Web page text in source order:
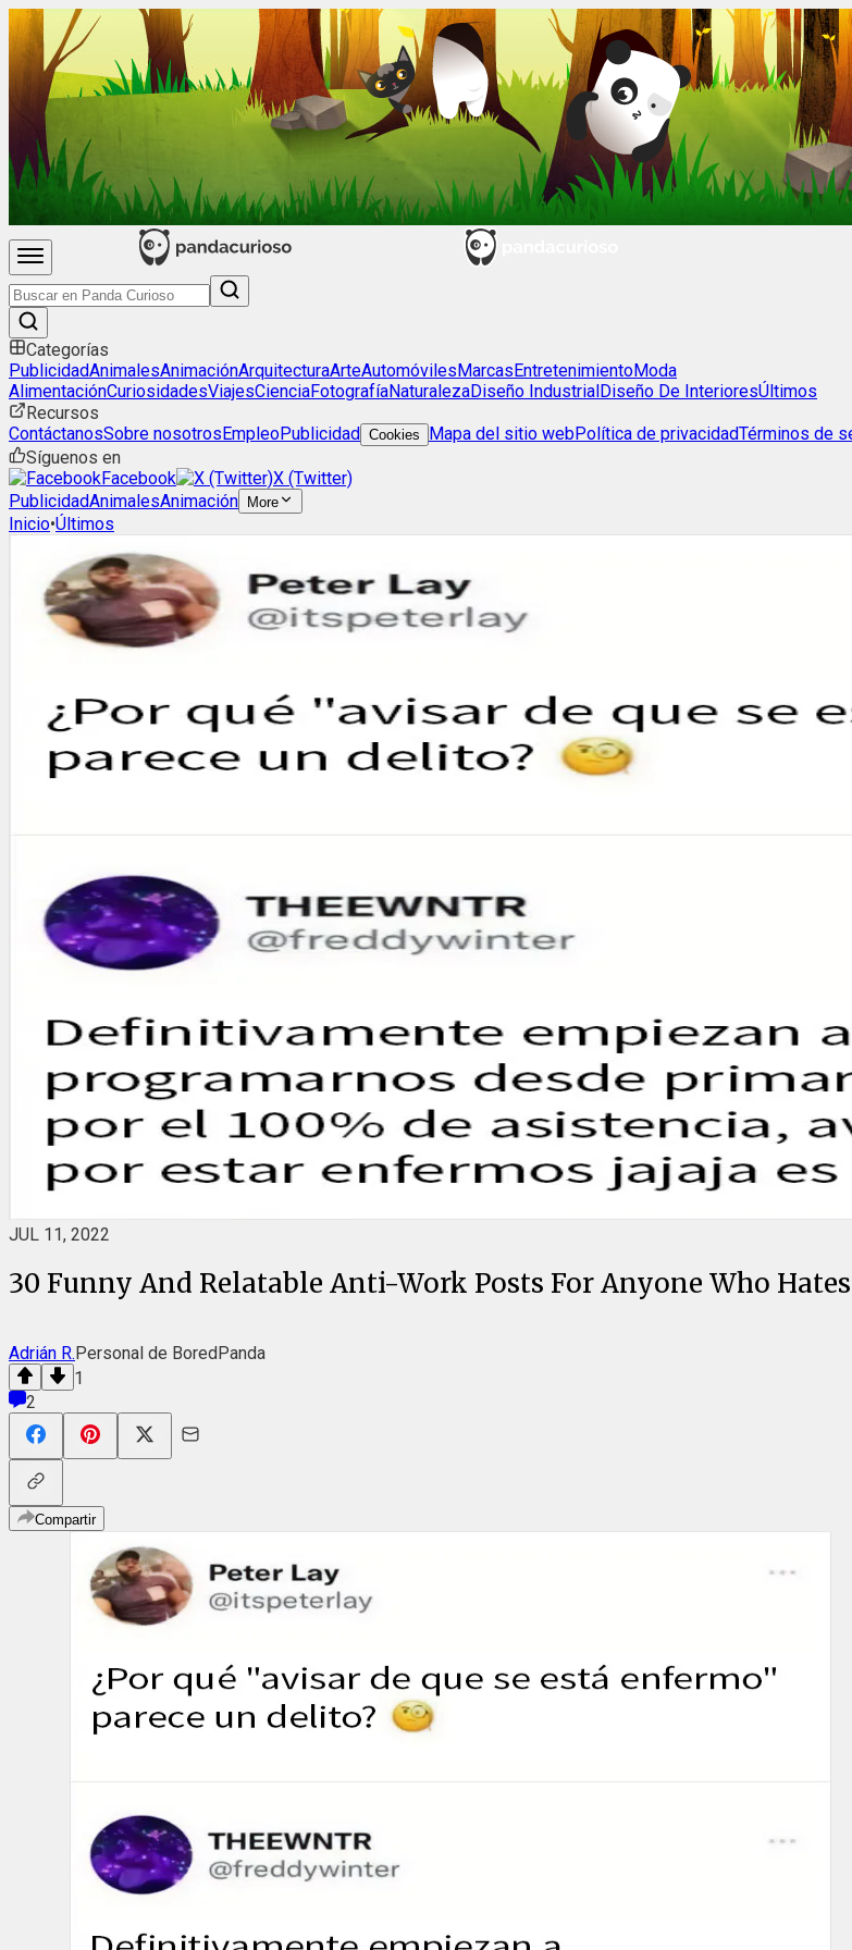
Categorías
PublicidadAnimalesAnimaciónArquitecturaArteAutomóvilesMarcasEntretenimientoModa
AlimentaciónCuriosidadesViajesCienciaFotografíaNaturalezaDiseño IndustrialDiseño De InterioresÚltimos
Recursos
ContáctanosSobre nosotrosEmpleoPublicidad Cookies Mapa del sitio webPolítica de privacidadTérminos de
Síguenos en
Facebook
X (Twitter)
PublicidadAnimalesAnimación More
Inicio•Últimos
JUL 11, 2022
30 Funny And Relatable Anti-Work Posts For Anyone Who
Adrián R.Personal de BoredPanda
1
2
Compartir